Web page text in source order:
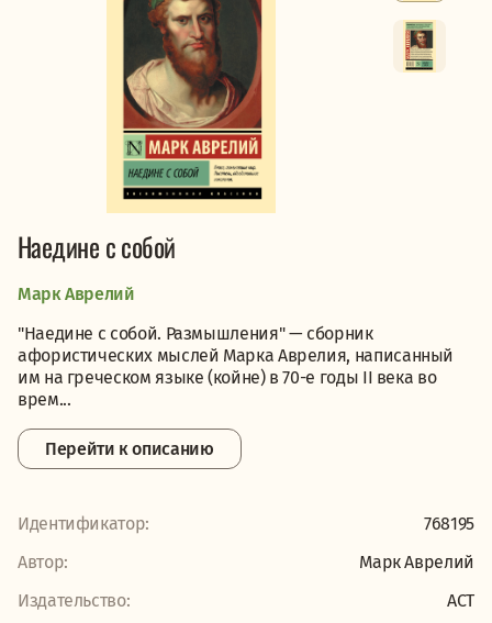
Наедине с собой
Марк Аврелий
"Наедине с собой. Размышления" — сборник
афористических мыслей Марка Аврелия, написанный
им на греческом языке (койне) в 70-е годы II века во
врем...
Перейти к описанию
Идентификатор:
768195
Автор:
Марк Аврелий
Издательство:
АСТ